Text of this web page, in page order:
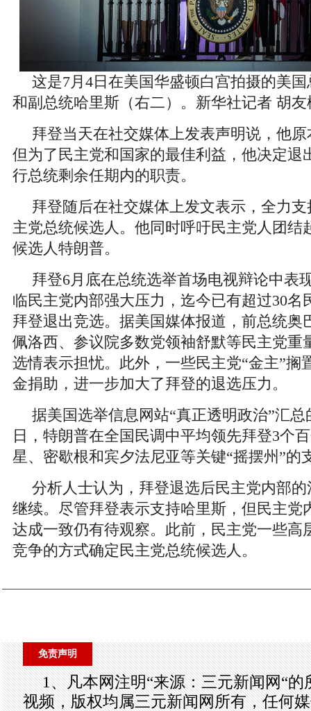
这是7月4日在美国华盛顿白宫拍摄的美
和副总统哈里斯（右二）。新华社记者 胡友
拜登当天在社交媒体上发表声明说，他
但为了民主党和国家的最佳利益，他决定退
行总统剩余任期内的职责。
拜登随后在社交媒体上发文表示，全力
主党总统候选人。他同时呼吁民主党人团结
候选人特朗普。
拜登6月底在总统选举首场电视辩论中表
临民主党内部强大压力，迄今已有超过30名
拜登退出竞选。据美国媒体报道，前总统奥
佩洛西、参议院多数党领袖舒默等民主党重
选情表示担忧。此外，一些民主党“金主”搁
金捐助，进一步加大了拜登的退选压力。
据美国选举信息网站“真正透明政治”汇
日，特朗普在全国民调中平均领先拜登3个
星、密歇根和宾夕法尼亚等关键“摇摆州”的
分析人士认为，拜登退选后民主党内部
继续。尽管拜登表示支持哈里斯，但民主党
达成一致仍有待观察。此前，民主党一些高
竞争的方式确定民主党总统候选人。
免责声明
1、凡本网注明“来源：三元新闻网“
视频，版权均属三元新闻网所有，任何